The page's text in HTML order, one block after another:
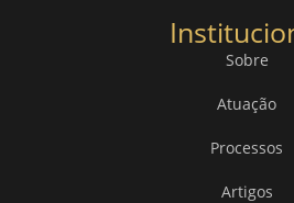
Sobre
Atuação
Processos
Artigos